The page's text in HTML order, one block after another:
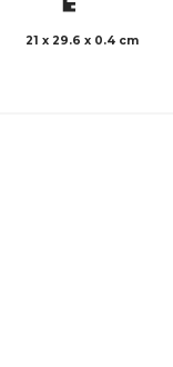
21 x 29.6 x 0.4 cm